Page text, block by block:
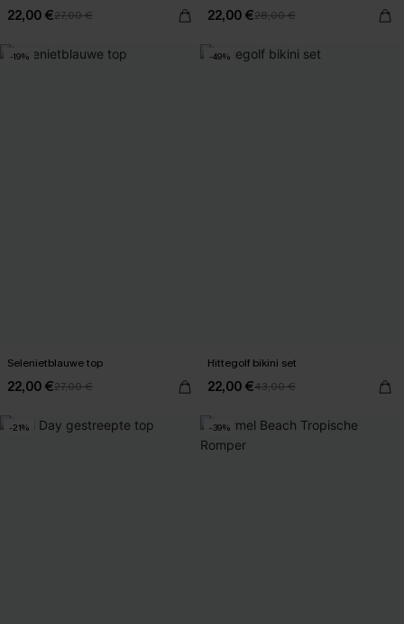
22,00 €27,00 € 22,00 €28,00 €
-19%
Selenietblauwe top
22,00 €27,00 €
-49%
Hittegolf bikini set
22,00 €43,00 €
-21% -39%